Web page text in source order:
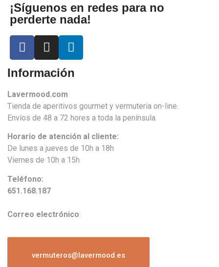
¡Síguenos en redes para no
perderte nada!
Información
Lavermood.com
Tienda de aperitivos gourmet y vermuteria on-line.
Envíos de 48 a 72 hores a toda la península.
Horario de atención al cliente:
De lunes a jueves de 10h a 18h
Viernes de 10h a 15h
Teléfono:
651.168.187
Correo electrónico:
vermuteros@lavermood.es